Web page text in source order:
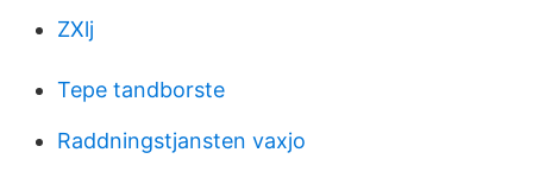
ZXlj
Tepe tandborste
Raddningstjansten vaxjo